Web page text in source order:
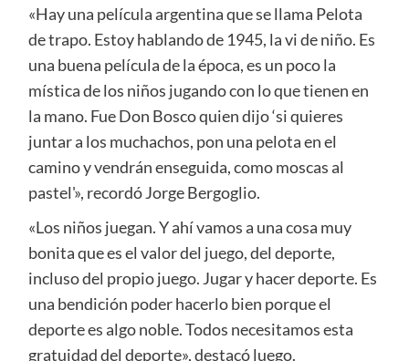
«Hay una película argentina que se llama Pelota
de trapo. Estoy hablando de 1945, la vi de niño. Es
una buena película de la época, es un poco la
mística de los niños jugando con lo que tienen en
la mano. Fue Don Bosco quien dijo ‘si quieres
juntar a los muchachos, pon una pelota en el
camino y vendrán enseguida, como moscas al
pastel'», recordó Jorge Bergoglio.
«Los niños juegan. Y ahí vamos a una cosa muy
bonita que es el valor del juego, del deporte,
incluso del propio juego. Jugar y hacer deporte. Es
una bendición poder hacerlo bien porque el
deporte es algo noble. Todos necesitamos esta
gratuidad del deporte», destacó luego.